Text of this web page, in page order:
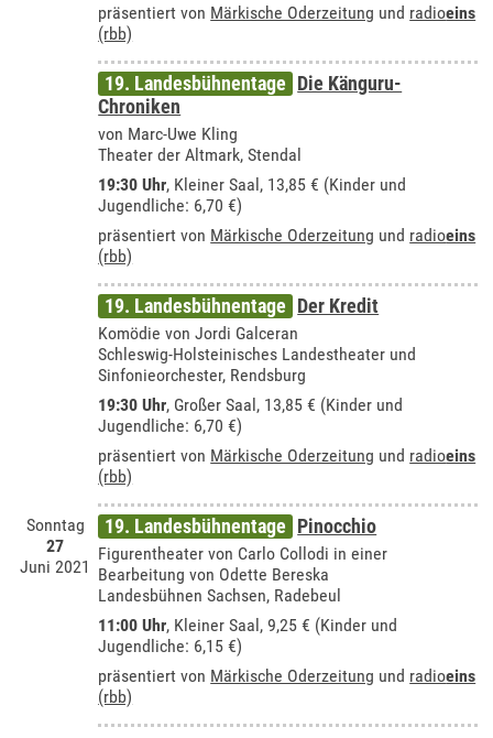
präsentiert von Märkische Oderzeitung und radioeins
(rbb)
19. Landesbühnentage Die Känguru-
Chroniken
von Marc-Uwe Kling
Theater der Altmark, Stendal
19:30 Uhr, Kleiner Saal, 13,85 € (Kinder und
Jugendliche: 6,70 €)
präsentiert von Märkische Oderzeitung und radioeins
(rbb)
19. Landesbühnentage Der Kredit
Komödie von Jordi Galceran
Schleswig-Holsteinisches Landestheater und
Sinfonieorchester, Rendsburg
19:30 Uhr, Großer Saal, 13,85 € (Kinder und
Jugendliche: 6,70 €)
präsentiert von Märkische Oderzeitung und radioeins
(rbb)
Sonntag
27
Juni 2021
19. Landesbühnentage Pinocchio
Figurentheater von Carlo Collodi in einer
Bearbeitung von Odette Bereska
Landesbühnen Sachsen, Radebeul
11:00 Uhr, Kleiner Saal, 9,25 € (Kinder und
Jugendliche: 6,15 €)
präsentiert von Märkische Oderzeitung und radioeins
(rbb)